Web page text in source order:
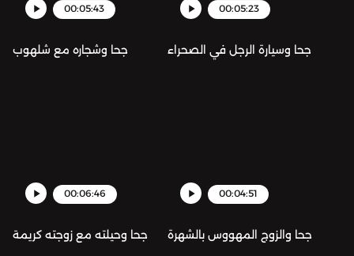
00:05:43
جحا وشجاره مع شلهوب
00:05:23
جحا وسيارة الرجل في الصحراء
00:06:46
جحا وحيلته مع زوجته كريمة
00:04:51
جحا والزوج المهووس بالشهرة